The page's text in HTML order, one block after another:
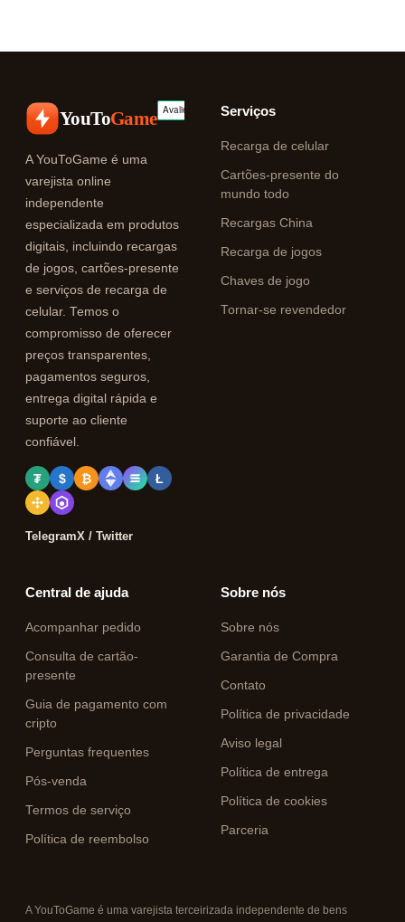
YouToGame
A YouToGame é uma
varejista online
independente
especializada em produtos
digitais, incluindo recargas
de jogos, cartões-presente
e serviços de recarga de
celular. Temos o
compromisso de oferecer
preços transparentes,
pagamentos seguros,
entrega digital rápida e
suporte ao cliente
confiável.
₮ $ ₿ Ł
TelegramX / Twitter
Serviços
Recarga de celular
Cartões-presente do
mundo todo
Recargas China
Recarga de jogos
Chaves de jogo
Tornar-se revendedor
Central de ajuda
Acompanhar pedido
Consulta de cartão-
presente
Guia de pagamento com
cripto
Perguntas frequentes
Pós-venda
Termos de serviço
Política de reembolso
Sobre nós
Sobre nós
Garantia de Compra
Contato
Política de privacidade
Aviso legal
Política de entrega
Política de cookies
Parceria
A YouToGame é uma varejista terceirizada independente de bens